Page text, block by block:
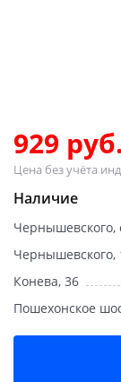
929 руб.
Цена без учёта
Наличие
Чернышевского,
Чернышевского,
Конева, 36
Пошехонское
25%
по25%